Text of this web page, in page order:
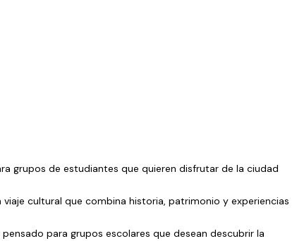
grupos de estudiantes que quieren disfrutar de la ciudad
cultural que combina historia, patrimonio y experiencias
para grupos escolares que desean descubrir la